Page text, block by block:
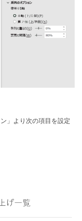
」より次の項目を設定